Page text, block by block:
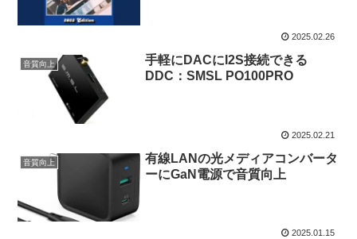
2025.02.26
音質向上
手軽にDACにI2S接続できる
DDC：SMSL PO100PRO
2025.02.21
音質向上
有線LANの光メディアコンバータ
ーにGaN電源で音質向上
2025.01.15